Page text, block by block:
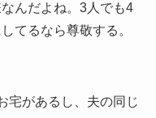
んだよね。3人でも4
てるなら尊敬する。
宅があるし、夫の同じ